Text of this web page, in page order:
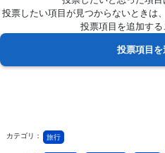
投票したい項目が見つからないときは
投票項目を追加する
カテゴリ： 旅行